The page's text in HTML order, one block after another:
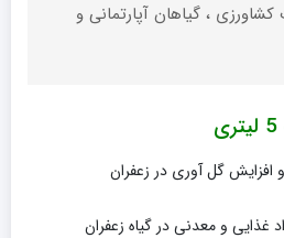
، گیاهان آپارتمانی و
افزایش گل آوری در زعفران
غذایی و معدنی در گیاه زعفران